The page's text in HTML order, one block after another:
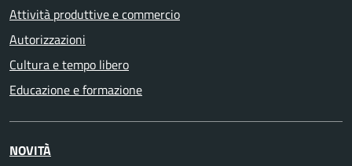
Attività produttive e commercio
Autorizzazioni
Cultura e tempo libero
Educazione e formazione
NOVITÀ